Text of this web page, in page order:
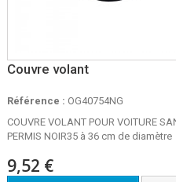
Couvre volant
Référence : OG40754NG
COUVRE VOLANT POUR VOITURE
PERMIS NOIR35 à 36 cm de diamètre
9,52 €